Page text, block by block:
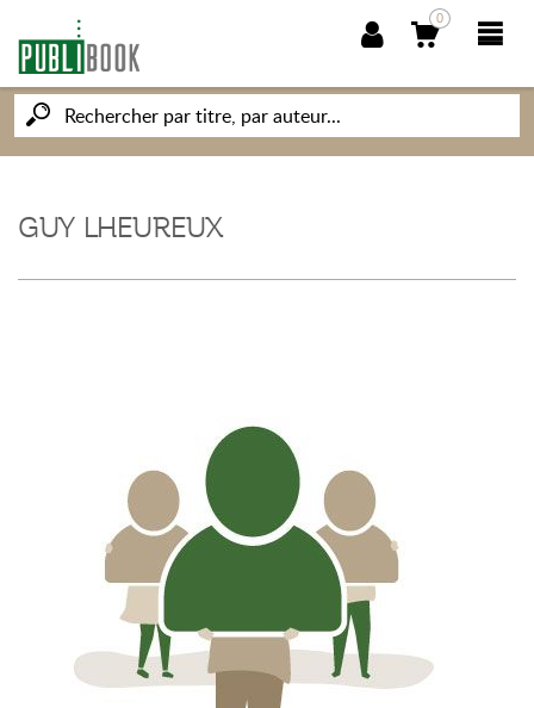
0
NOUVEAUTÉS
PUBLIBOOK
SOCIÉTÉ DES ÉCRIVAINS
GUY LHEUREUX